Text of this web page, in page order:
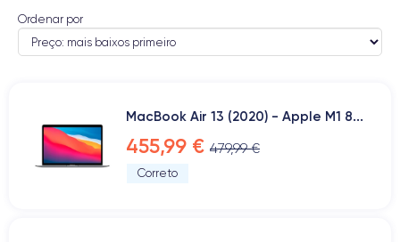
Ordenar por
MacBook Air 13 (2020) - Apple M1 8...
455,99 € 479,99 €
Correto